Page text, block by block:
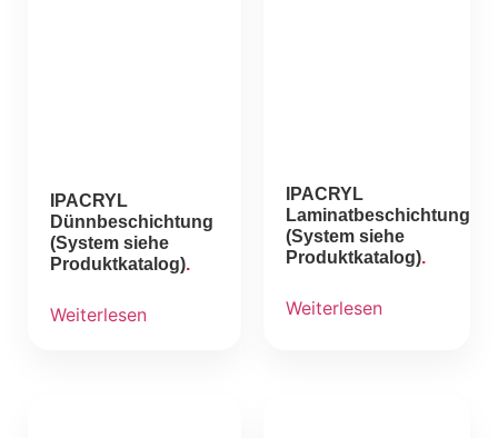
IPACRYL
Dünnbeschichtung
(System siehe
Produktkatalog)
Weiterlesen
IPACRYL
Laminatbeschichtung
(System siehe
Produktkatalog)
Weiterlesen